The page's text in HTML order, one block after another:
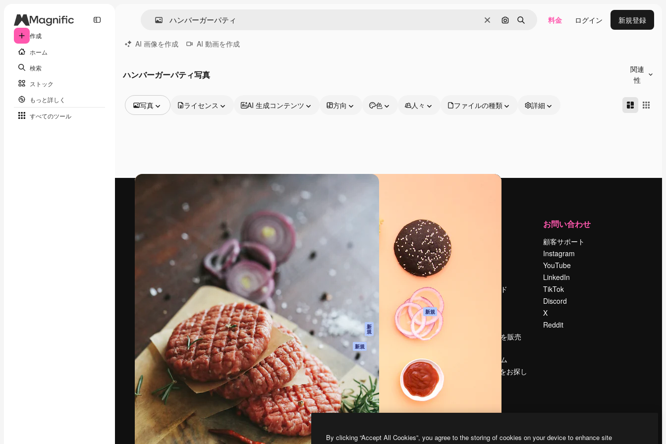
作成
ホーム
検索
ストック
もっと詳しく
すべてのツール
消去 画像で検索
検索 料金 ログイン 新規登録
AI 画像を作成 AI 動画を作成
ハンバーガーパティ写真
関連
性
写真
動画
動画テンプレート
ライセンス AI 生成コンテンツ 方向 色 人々 ファイルの種類 詳細
最高のクリエイティブ制作を導くためのプラ
ットフォーム。クリエイター、企業、代理
店、スタジオを含む100万人以上が利用して
います。
日本語
AI アシスタント
AI 動画生成ツール
AI 音声合成ツール
ストックコンテン
ツ
Claude/ChatGPT
向けMCP
新
規
エージェント 新規
API
モバイルアプリ
すべてのMagnificツ
ール
はじめに
Academy
ドキュメント
サポート
利用規約
プライバシーポリ
オリジナル 新規
クッキーポリシー
トラストセンター
法人向け
検索トレンド
コンテンツを販売
プレスルーム
magnific.aiをお探し
お問い合わせ
顧客サポート
Instagram
YouTube
LinkedIn
TikTok
Discord
X
Reddit
Copyright © 2010- Freepik Company S.L.U.無断複写・転載を禁じます
By clicking “Accept All Cookies”, you agree to the storing of cookies on your device to enhance site